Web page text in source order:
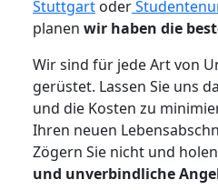
Stuttgart oder
planen wir haben die
Wir sind für jede Art von
gerüstet. Lassen Sie uns
und die Kosten zu
Ihren neuen
Zögern Sie nicht und
und unverbindliche